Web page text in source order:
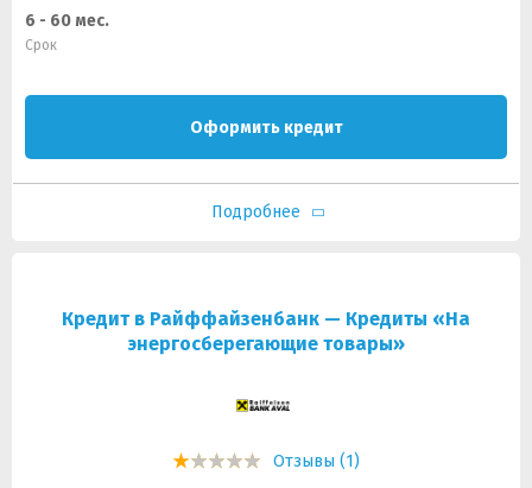
6 - 60 мес.
Срок
Оформить кредит
Подробнее
Кредит в Райффайзенбанк — Кредиты «На
энергосберегающие товары»
Отзывы (1)